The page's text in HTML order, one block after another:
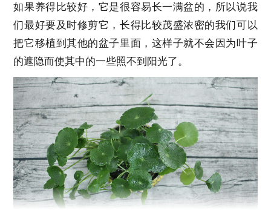
如果养得比较好，它是很容易长一满盆的，所以说我
们最好要及时修剪它，长得比较茂盛浓密的我们可以
把它移植到其他的盆子里面，这样子就不会因为叶子
的遮隐而使其中的一些照不到阳光了。